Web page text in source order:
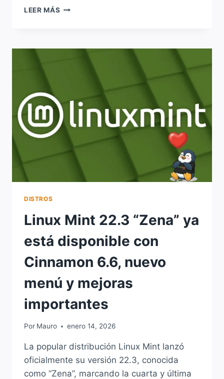
LEER MÁS LINUX
PRÓXIMA
VERSIÓN:
LANZAMIENTOS
CAMBIOS
IMPORTANTES
EN
CAMINO
DISTROS
Linux Mint 22.3 “Zena” ya
está disponible con
Cinnamon 6.6, nuevo
menú y mejoras
importantes
Por Mauro enero 14, 2026
La popular distribución Linux Mint lanzó
oficialmente su versión 22.3, conocida
como “Zena”, marcando la cuarta y última